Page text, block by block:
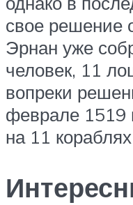
свое решение
Эрнан уже
человек, 11
вопреки
феврале 1519
на 11